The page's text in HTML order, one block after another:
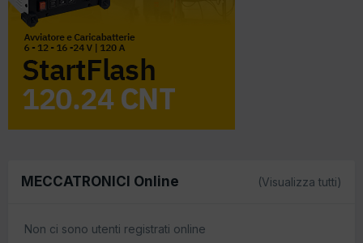
MECCATRONICI Online (Visualizza tutti)
Non ci sono utenti registrati online